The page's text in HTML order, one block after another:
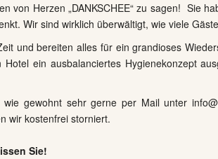
von Herzen „DANKSCHEE“ zu sagen! Sie
Wir sind wirklich überwältigt, wie viele
und bereiten alles für ein grandioses
ein ausbalanciertes Hygienekonzept
gewohnt sehr gerne per Mail unter
wir kostenfrei storniert.
Sie!